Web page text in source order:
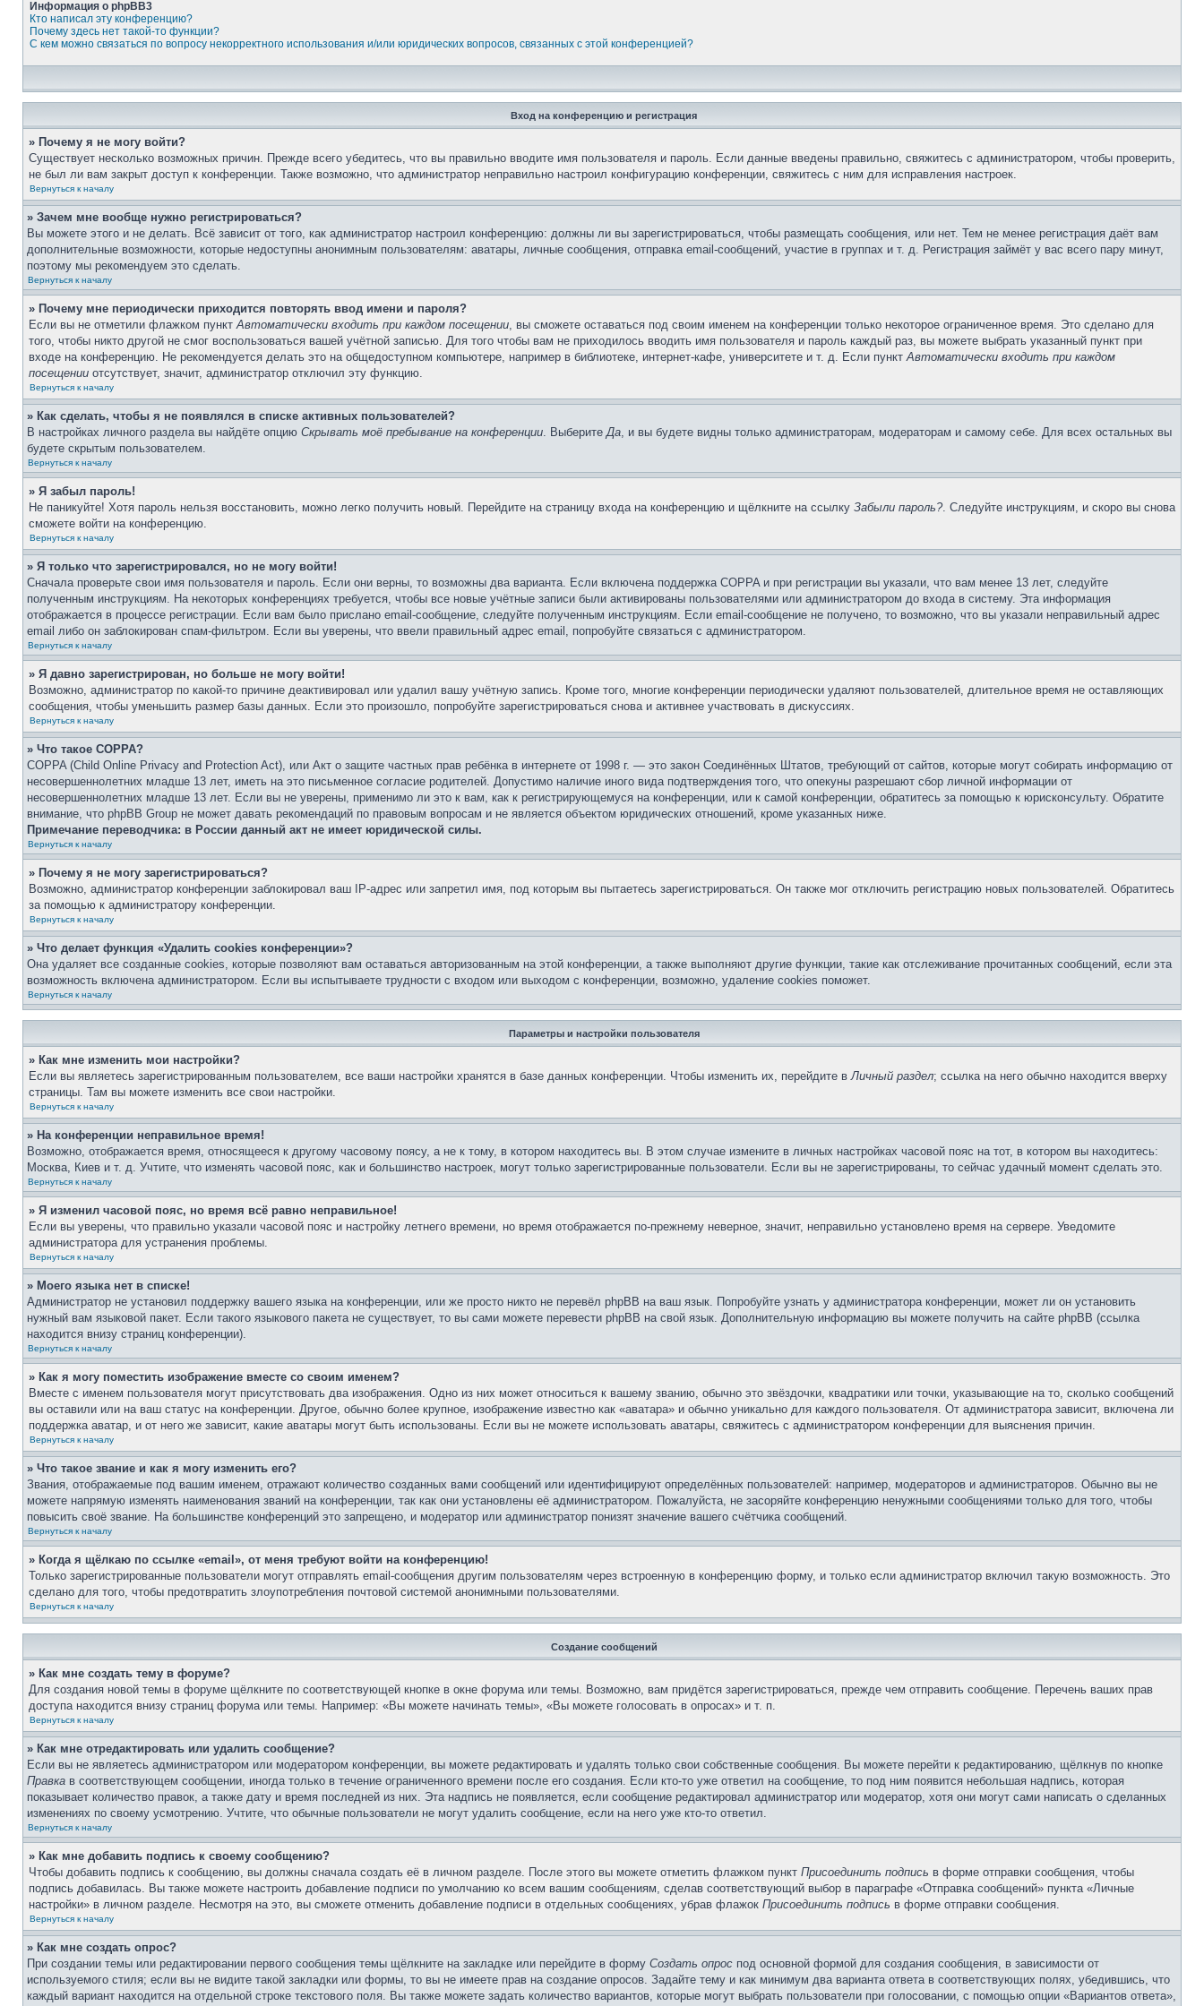
Информация о phpBB3
Кто написал эту конференцию?
Почему здесь нет такой-то функции?
С кем можно связаться по вопросу некорректного использования и/или юридических вопросов, связанных с этой конференцией?
Вход на конференцию и регистрация
» Почему я не могу войти?
Существует несколько возможных причин. Прежде всего убедитесь, что вы правильно вводите имя пользователя и пароль. Если данные введены правильно, свяжитесь с администратором, чтобы проверить,
не был ли вам закрыт доступ к конференции. Также возможно, что администратор неправильно настроил конфигурацию конференции, свяжитесь с ним для исправления настроек.
Вернуться к началу
» Зачем мне вообще нужно регистрироваться?
Вы можете этого и не делать. Всё зависит от того, как администратор настроил конференцию: должны ли вы зарегистрироваться, чтобы размещать сообщения, или нет. Тем не менее регистрация даёт вам
дополнительные возможности, которые недоступны анонимным пользователям: аватары, личные сообщения, отправка email-сообщений, участие в группах и т. д. Регистрация займёт у вас всего пару минут,
поэтому мы рекомендуем это сделать.
Вернуться к началу
» Почему мне периодически приходится повторять ввод имени и пароля?
Если вы не отметили флажком пунктАвтоматически входить при каждом посещении, вы сможете оставаться под своим именем на конференции только некоторое ограниченное время. Это сделано для
того, чтобы никто другой не смог воспользоваться вашей учётной записью. Для того чтобы вам не приходилось вводить имя пользователя и пароль каждый раз, вы можете выбрать указанный пункт при
входе на конференцию. Не рекомендуется делать это на общедоступном компьютере, например в библиотеке, интернет-кафе, университете и т. д. Если пунктАвтоматически входить при каждом
посещении отсутствует, значит, администратор отключил эту функцию.
Вернуться к началу
» Как сделать, чтобы я не появлялся в списке активных пользователей?
В настройках личного раздела вы найдёте опцию Скрывать моё пребывание на конференции. ВыберитеДа, и вы будете видны только администраторам, модераторам и самому себе. Для всех остальных вы
будете скрытым пользователем.
Вернуться к началу
» Я забыл пароль!
Не паникуйте! Хотя пароль нельзя восстановить, можно легко получить новый. Перейдите на страницу входа на конференцию и щёлкните на ссылку Забыли пароль?. Следуйте инструкциям, и скоро вы снова
сможете войти на конференцию.
Вернуться к началу
» Я только что зарегистрировался, но не могу войти!
Сначала проверьте свои имя пользователя и пароль. Если они верны, то возможны два варианта. Если включена поддержка COPPA и при регистрации вы указали, что вам менее 13 лет, следуйте
полученным инструкциям. На некоторых конференциях требуется, чтобы все новые учётные записи были активированы пользователями или администратором до входа в систему. Эта информация
отображается в процессе регистрации. Если вам было прислано email-сообщение, следуйте полученным инструкциям. Если email-сообщение не получено, то возможно, что вы указали неправильный адрес
email либо он заблокирован спам-фильтром. Если вы уверены, что ввели правильный адрес email, попробуйте связаться с администратором.
Вернуться к началу
» Я давно зарегистрирован, но больше не могу войти!
Возможно, администратор по какой-то причине деактивировал или удалил вашу учётную запись. Кроме того, многие конференции периодически удаляют пользователей, длительное время не оставляющих
сообщения, чтобы уменьшить размер базы данных. Если это произошло, попробуйте зарегистрироваться снова и активнее участвовать в дискуссиях.
Вернуться к началу
» Что такое COPPA?
COPPA (Child Online Privacy and Protection Act), или Акт о защите частных прав ребёнка в интернете от 1998 г. — это закон Соединённых Штатов, требующий от сайтов, которые могут собирать информацию от
несовершеннолетних младше 13 лет, иметь на это письменное согласие родителей. Допустимо наличие иного вида подтверждения того, что опекуны разрешают сбор личной информации от
несовершеннолетних младше 13 лет. Если вы не уверены, применимо ли это к вам, как к регистрирующемуся на конференции, или к самой конференции, обратитесь за помощью к юрисконсульту. Обратите
внимание, что phpBB Group не может давать рекомендаций по правовым вопросам и не является объектом юридических отношений, кроме указанных ниже.
Примечание переводчика: в России данный акт не имеет юридической силы.
Вернуться к началу
» Почему я не могу зарегистрироваться?
Возможно, администратор конференции заблокировал ваш IP-адрес или запретил имя, под которым вы пытаетесь зарегистрироваться. Он также мог отключить регистрацию новых пользователей. Обратитесь
за помощью к администратору конференции.
Вернуться к началу
» Что делает функция «Удалить cookies конференции»?
Она удаляет все созданные cookies, которые позволяют вам оставаться авторизованным на этой конференции, а также выполняют другие функции, такие как отслеживание прочитанных сообщений, если эта
возможность включена администратором. Если вы испытываете трудности с входом или выходом с конференции, возможно, удаление cookies поможет.
Вернуться к началу
Параметры и настройки пользователя
» Как мне изменить мои настройки?
Если вы являетесь зарегистрированным пользователем, все ваши настройки хранятся в базе данных конференции. Чтобы изменить их, перейдите вЛичный раздел; ссылка на него обычно находится вверху
страницы. Там вы можете изменить все свои настройки.
Вернуться к началу
» На конференции неправильное время!
Возможно, отображается время, относящееся к другому часовому поясу, а не к тому, в котором находитесь вы. В этом случае измените в личных настройках часовой пояс на тот, в котором вы находитесь:
Москва, Киев и т. д. Учтите, что изменять часовой пояс, как и большинство настроек, могут только зарегистрированные пользователи. Если вы не зарегистрированы, то сейчас удачный момент сделать это.
Вернуться к началу
» Я изменил часовой пояс, но время всё равно неправильное!
Если вы уверены, что правильно указали часовой пояс и настройку летнего времени, но время отображается по-прежнему неверное, значит, неправильно установлено время на сервере. Уведомите
администратора для устранения проблемы.
Вернуться к началу
» Моего языка нет в списке!
Администратор не установил поддержку вашего языка на конференции, или же просто никто не перевёл phpBB на ваш язык. Попробуйте узнать у администратора конференции, может ли он установить
нужный вам языковой пакет. Если такого языкового пакета не существует, то вы сами можете перевести phpBB на свой язык. Дополнительную информацию вы можете получить на сайте phpBB (ссылка
находится внизу страниц конференции).
Вернуться к началу
» Как я могу поместить изображение вместе со своим именем?
Вместе с именем пользователя могут присутствовать два изображения. Одно из них может относиться к вашему званию, обычно это звёздочки, квадратики или точки, указывающие на то, сколько сообщений
вы оставили или на ваш статус на конференции. Другое, обычно более крупное, изображение известно как «аватара» и обычно уникально для каждого пользователя. От администратора зависит, включена ли
поддержка аватар, и от него же зависит, какие аватары могут быть использованы. Если вы не можете использовать аватары, свяжитесь с администратором конференции для выяснения причин.
Вернуться к началу
» Что такое звание и как я могу изменить его?
Звания, отображаемые под вашим именем, отражают количество созданных вами сообщений или идентифицируют определённых пользователей: например, модераторов и администраторов. Обычно вы не
можете напрямую изменять наименования званий на конференции, так как они установлены её администратором. Пожалуйста, не засоряйте конференцию ненужными сообщениями только для того, чтобы
повысить своё звание. На большинстве конференций это запрещено, и модератор или администратор понизят значение вашего счётчика сообщений.
Вернуться к началу
» Когда я щёлкаю по ссылке «email», от меня требуют войти на конференцию!
Только зарегистрированные пользователи могут отправлять email-сообщения другим пользователям через встроенную в конференцию форму, и только если администратор включил такую возможность. Это
сделано для того, чтобы предотвратить злоупотребления почтовой системой анонимными пользователями.
Вернуться к началу
Создание сообщений
» Как мне создать тему в форуме?
Для создания новой темы в форуме щёлкните по соответствующей кнопке в окне форума или темы. Возможно, вам придётся зарегистрироваться, прежде чем отправить сообщение. Перечень ваших прав
доступа находится внизу страниц форума или темы. Например: «Вы можете начинать темы», «Вы можете голосовать в опросах» и т. п.
Вернуться к началу
» Как мне отредактировать или удалить сообщение?
Если вы не являетесь администратором или модератором конференции, вы можете редактировать и удалять только свои собственные сообщения. Вы можете перейти к редактированию, щёлкнув по кнопке
Правка в соответствующем сообщении, иногда только в течение ограниченного времени после его создания. Если кто-то уже ответил на сообщение, то под ним появится небольшая надпись, которая
показывает количество правок, а также дату и время последней из них. Эта надпись не появляется, если сообщение редактировал администратор или модератор, хотя они могут сами написать о сделанных
изменениях по своему усмотрению. Учтите, что обычные пользователи не могут удалить сообщение, если на него уже кто-то ответил.
Вернуться к началу
» Как мне добавить подпись к своему сообщению?
Чтобы добавить подпись к сообщению, вы должны сначала создать её в личном разделе. После этого вы можете отметить флажком пункт Присоединить подпись в форме отправки сообщения, чтобы
подпись добавилась. Вы также можете настроить добавление подписи по умолчанию ко всем вашим сообщениям, сделав соответствующий выбор в параграфе «Отправка сообщений» пункта «Личные
настройки» в личном разделе. Несмотря на это, вы сможете отменить добавление подписи в отдельных сообщениях, убрав флажок Присоединить подпись в форме отправки сообщения.
Вернуться к началу
» Как мне создать опрос?
При создании темы или редактировании первого сообщения темы щёлкните на закладке или перейдите в форму Создать опрос под основной формой для создания сообщения, в зависимости от
используемого стиля; если вы не видите такой закладки или формы, то вы не имеете прав на создание опросов. Задайте тему и как минимум два варианта ответа в соответствующих полях, убедившись, что
каждый вариант находится на отдельной строке текстового поля. Вы также можете задать количество вариантов, которые могут выбрать пользователи при голосовании, с помощью опции «Вариантов ответа»,